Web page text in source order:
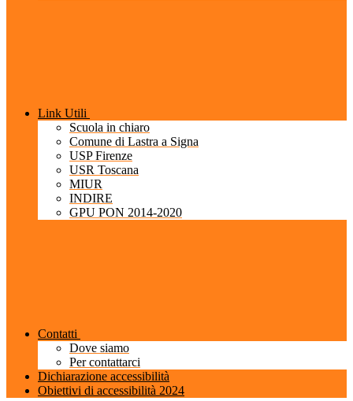
Link Utili
Scuola in chiaro
Comune di Lastra a Signa
USP Firenze
USR Toscana
MIUR
INDIRE
GPU PON 2014-2020
Contatti
Dove siamo
Per contattarci
Dichiarazione accessibilità
Obiettivi di accessibilità 2024